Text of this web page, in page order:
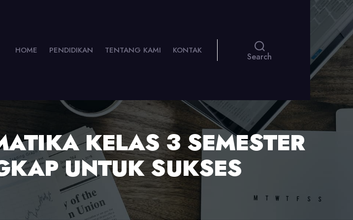
HOME PENDIDIKAN TENTANG KAMI KONTAK
Search
KELAS 3 SEMESTER
UNTUK SUKSES